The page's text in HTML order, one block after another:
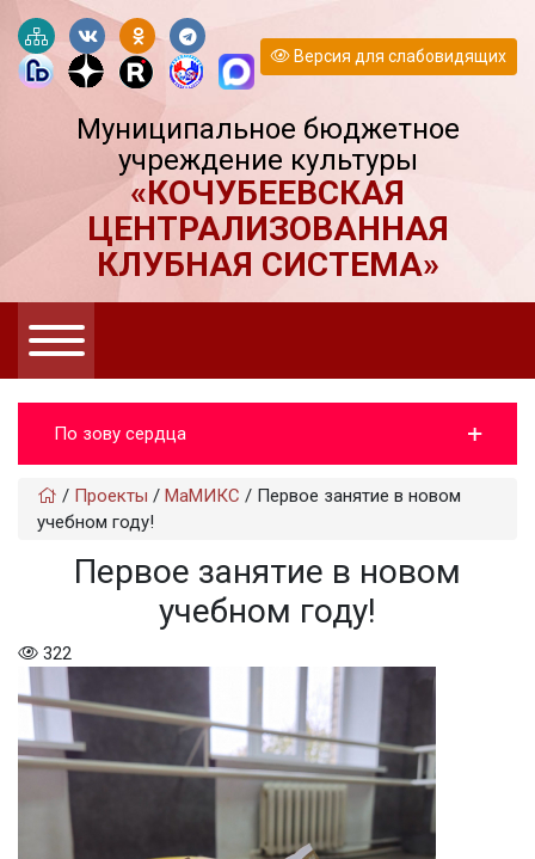
Версия для слабовидящих
Муниципальное бюджетное
учреждение культуры
«КОЧУБЕЕВСКАЯ
ЦЕНТРАЛИЗОВАННАЯ
КЛУБНАЯ СИСТЕМА»
По зову сердца
/ Проекты / МаМИКС / Первое занятие в новом
учебном году!
Первое занятие в новом
учебном году!
322